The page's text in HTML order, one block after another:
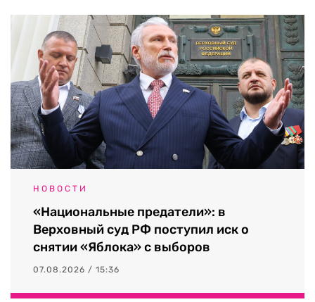
НОВОСТИ
«Национальные предатели»: в
Верховный суд РФ поступил иск о
снятии «Яблока» с выборов
07.08.2026 / 15:36